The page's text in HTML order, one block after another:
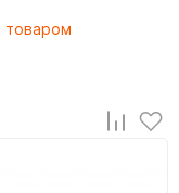
товаром